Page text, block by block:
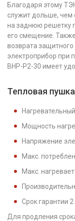
Благодаря этому
служит дольше, чем
на заднюю решетку
его смещение.
возврата
электроприбор при
BНР-P2-30 имеет
Тепловая
Мощность
Напряжение
Макс.
Макс.
Срок гарантии 2
Для продления